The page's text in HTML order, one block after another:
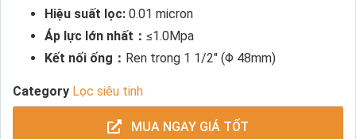
Hiệu suất lọc: 0.01 micron
Áp lực lớn nhất： ≤1.0Mpa
Kết nối ống： Ren trong 1 1/2″ (Φ 48mm)
Category Lọc siêu tinh
MUA NGAY GIÁ TỐT